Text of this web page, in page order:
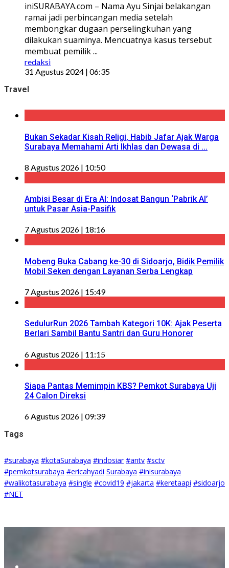
iniSURABAYA.com – Nama Ayu Sinjai belakangan
ramai jadi perbincangan media setelah
membongkar dugaan perselingkuhan yang
dilakukan suaminya. Mencuatnya kasus tersebut
membuat pemilik ...
redaksi
31 Agustus 2024 | 06:35
Travel
Bukan Sekadar Kisah Religi, Habib Jafar Ajak Warga
Surabaya Memahami Arti Ikhlas dan Dewasa di ...
8 Agustus 2026 | 10:50
Ambisi Besar di Era AI: Indosat Bangun ‘Pabrik AI’
untuk Pasar Asia-Pasifik
7 Agustus 2026 | 18:16
Mobeng Buka Cabang ke-30 di Sidoarjo, Bidik Pemilik
Mobil Seken dengan Layanan Serba Lengkap
7 Agustus 2026 | 15:49
SedulurRun 2026 Tambah Kategori 10K: Ajak Peserta
Berlari Sambil Bantu Santri dan Guru Honorer
6 Agustus 2026 | 11:15
Siapa Pantas Memimpin KBS? Pemkot Surabaya Uji
24 Calon Direksi
6 Agustus 2026 | 09:39
Tags
#surabaya #kotaSurabaya #indosiar #antv #sctv
#pemkotsurabaya #ericahyadi Surabaya #inisurabaya
#walikotasurabaya #single #covid19 #jakarta #keretaapi #sidoarjo
#NET